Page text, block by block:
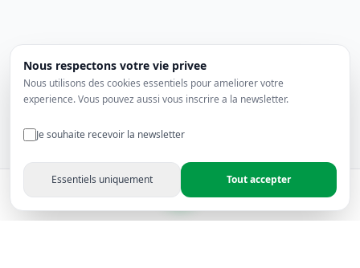
Nous respectons votre vie privee
Nous utilisons des cookies essentiels pour ameliorer votre
experience. Vous pouvez aussi vous inscrire a la newsletter.
Je souhaite recevoir la newsletter
Essentiels uniquement Tout accepter